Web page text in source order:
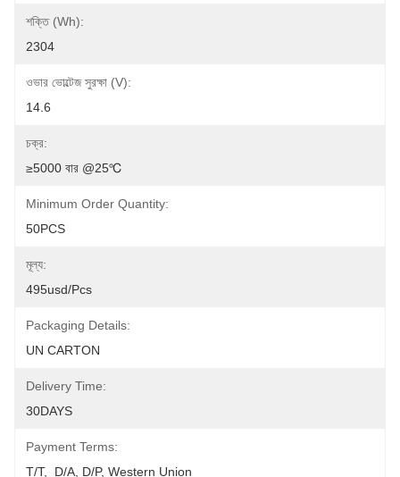
শক্তি (Wh):
2304
ওভার ভোল্টেজ সুরক্ষা (V):
14.6
চক্র:
≥5000 বার @25℃
Minimum Order Quantity:
50PCS
মূল্য:
495usd/pcs
Packaging Details:
UN CARTON
Delivery Time:
30DAYS
Payment Terms:
T/T,  D/A, D/P, Western Union